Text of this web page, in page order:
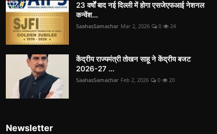
23 वर्षों बाद नई दिल्ली में होगा एसजेएफआई नेशनल
कन्वेंश...
SaahasSamachar Mar 2, 2026 0 24
केंद्रीय राज्यमंत्री तोखन साहू ने केंद्रीय बजट
2026-27 ...
SaahasSamachar Feb 2, 2026 0 20
Newsletter